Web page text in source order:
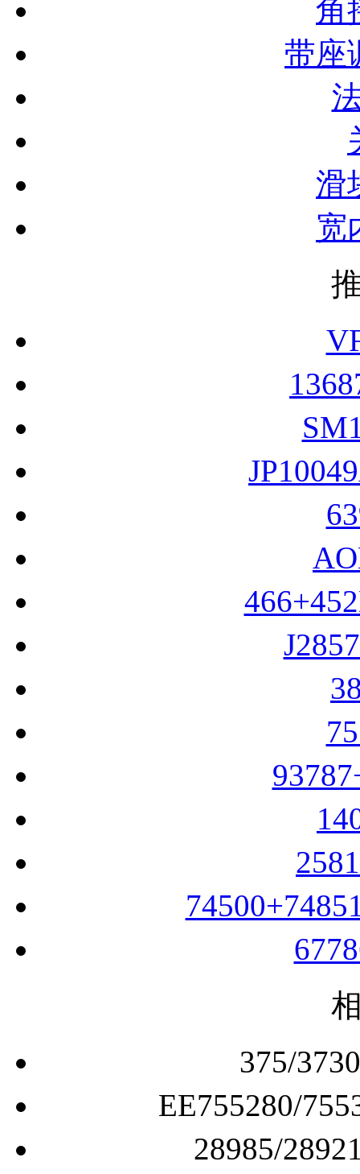
角
带座
滑
宽
375/
EE755280/
28985/